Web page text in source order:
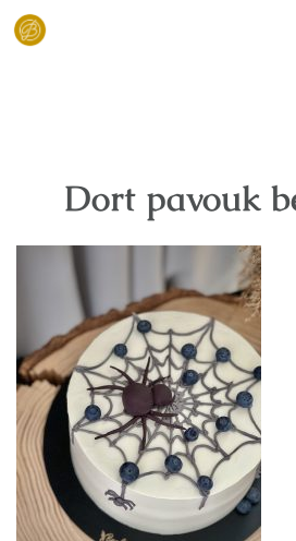
Skip
Dort pavouk